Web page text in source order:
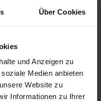
Über Cookies
und Anzeigen zu
Medien anbieten
Website zu
Informationen zu Ihrer
oder um Social-
Komponenten
jedoch völlig
und
Marketing auf.
auch für die in